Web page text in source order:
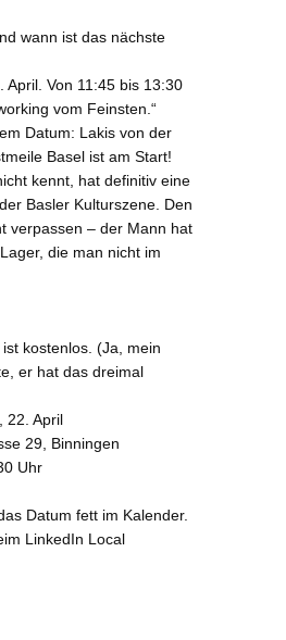
wann ist das nächste
April. Von 11:45 bis 13:30
vom Feinsten.“
Datum: Lakis von der
Basel ist am Start!
kennt, hat definitiv eine
Basler Kulturszene. Den
verpassen – der Mann hat
die man nicht im
kostenlos. (Ja, mein
er hat das dreimal
22. April
29, Binningen
Uhr
Datum fett im Kalender.
LinkedIn Local